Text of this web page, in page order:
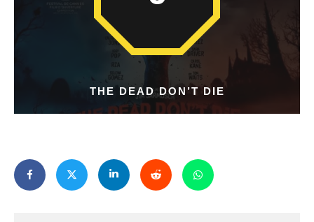
THE DEAD DON’T DIE